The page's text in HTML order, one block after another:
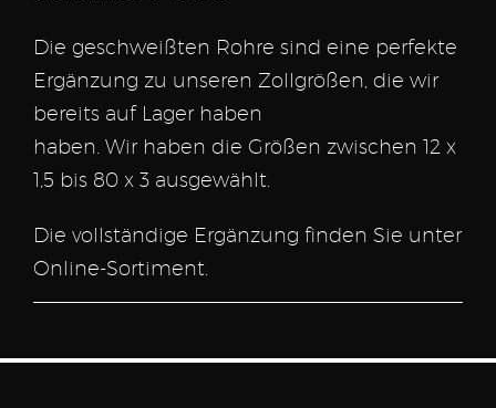
Die geschweißten Rohre sind eine perfekte
Ergänzung zu unseren Zollgrößen, die wir
bereits auf Lager haben
haben. Wir haben die Größen zwischen 12 x
1,5 bis 80 x 3 ausgewählt.
Die vollständige Ergänzung finden Sie unter
Online-Sortiment.